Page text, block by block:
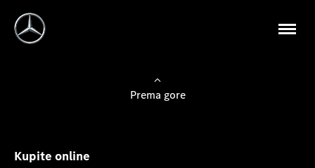
Prema gore
Kupite online